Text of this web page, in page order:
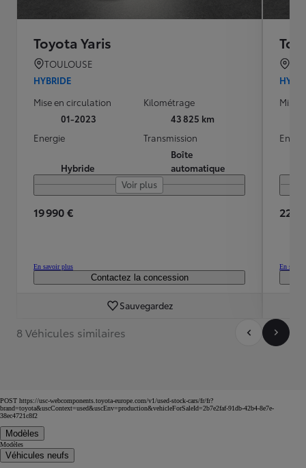
Toyota Yaris
TOULOUSE
HYBRIDE
Mise en circulation
01-2023
Kilométrage
43 825 km
Energie
Hybride
Transmission
Boîte
automatique
Voir plus
19 990 €
En savoir plus
Contactez la concession
Sauvegardez
Mise
22
En
8 Véhicules similaires
POST https://usc-webcomponents.toyota-europe.com/v1/used-stock-cars/fr/fr?
brand=toyota&uscContext=used&uscEnv=production&vehicleForSaleId=2b7e2faf-91db-42b4-8e7e-
38ec4721c8f2
Modèles
Modèles
Véhicules neufs